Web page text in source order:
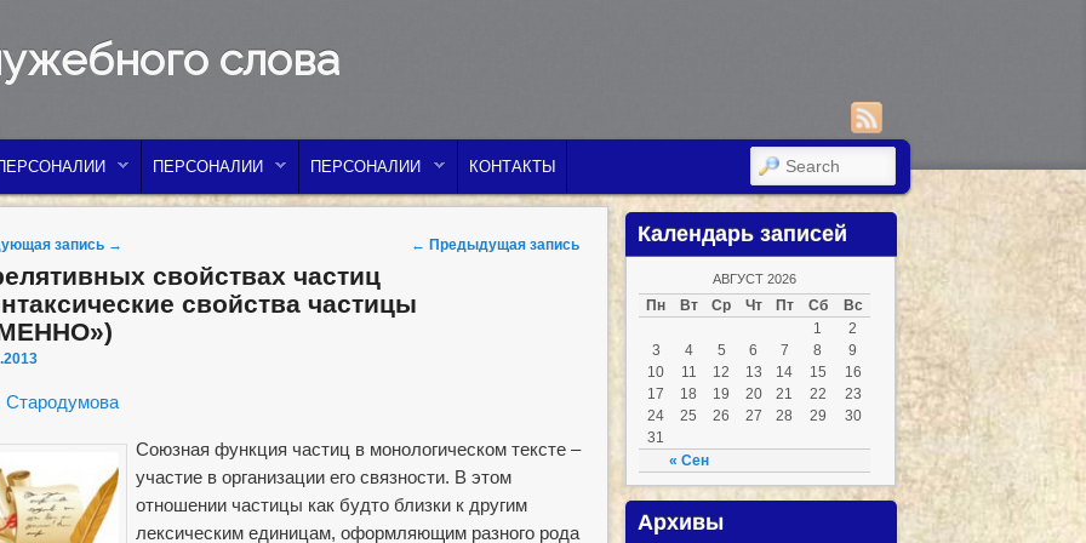
слова
ПЕРСОНАЛИИ ПЕРСОНАЛИИ КОНТАКТЫ SEARCH
← Предыдущая запись
запись →
свойствах частиц
свойства частицы
Стародумова
Союзная функция частиц в монологическом тексте –
участие в организации его связности. В этом
отношении частицы как будто близки к другим
лексическим единицам, оформляющим разного рода
Календарь записей
АВГУСТ 2026
Пн Вт Ср Чт Пт Сб Вс
« Сен
1
2
3
4 5 6 7 8
9
10
11 12 13 14 15
16
17
18 19 20 21 22
23
24
25 26 27 28 29
30
31
Архивы